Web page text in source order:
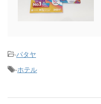
-パタヤ
-ホテル